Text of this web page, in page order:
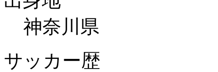
神奈川県
サッカー歴